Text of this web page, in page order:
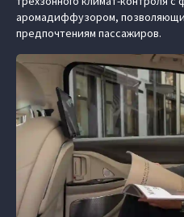
аромадиффузором,
предпочтениям пассажиров.